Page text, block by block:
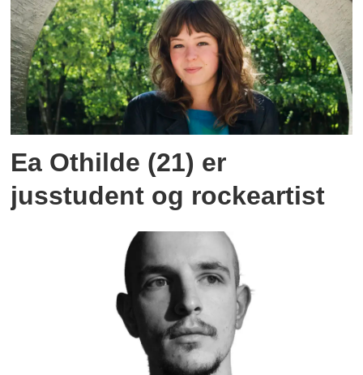
Ea Othilde (21) er
jusstudent og rockeartist